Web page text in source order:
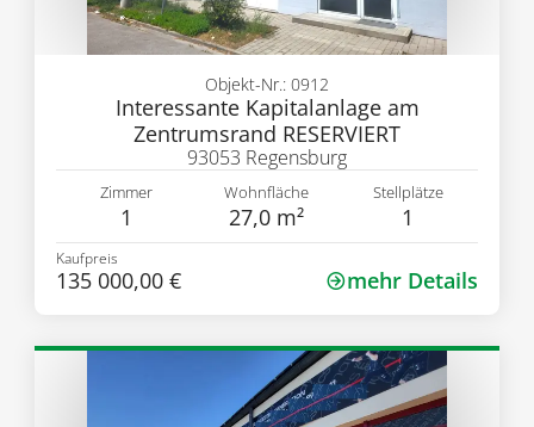
Interessante Kapitalanlage am
Zentrumsrand RESERVIERT
Objekt-Nr.: 0912
93053 Regensburg
Zimmer
1
Wohnfläche
27,0 m²
Stellplätze
1
Kaufpreis
135 000,00 € mehr Details